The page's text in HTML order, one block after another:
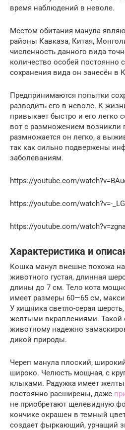
время наблюдений в неволе.
Местом обитания манула
районы Кавказа, Китая,
численность данного вида
количество особей постоянно
сохранения вида он занесён в
Предпринимаются попытки
разводить его в неволе. К
привыкает быстро и его легко
вот с размножением
размножается он легко, а
так как сильно подвержены
заболеваниям.
https://youtube.com/
https://youtube.com/watch?v=-
https://youtube.com/
Характеристика и
Кошка манул внешне похожа
животного густая, длинная
длины до 7 см. Тело кота
имеет размеры 60—65 см,
У хищника светло-серая
желтыми вкраплениями. Такой
животному надежно
дикой природы.
Череп манула плоский,
широко. Челюсть мощная, с
клыками. Радужка имеет
постоянно расширены, даже
не приобретают щелевидную
кончике окрашен в темный
создает фыркающий, урчащий